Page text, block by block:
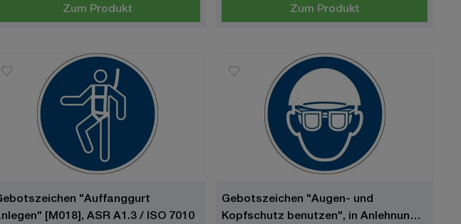
Zum Produkt Zum Produkt
"Auffanggurt
[M018], ASR A1.3 / ISO 7010
Gebotszeichen "Augen- und
Kopfschutz benutzen", in Anlehnung